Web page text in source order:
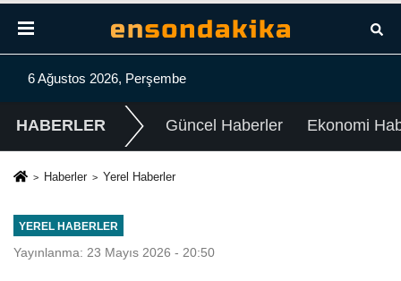
6 Ağustos 2026, Perşembe
HABERLER Güncel Haberler Ekonomi
Haberler Yerel Haberler
YEREL HABERLER
Yayınlanma: 23 Mayıs 2026 - 20:50